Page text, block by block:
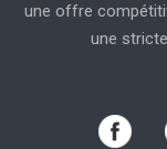
une offre
une